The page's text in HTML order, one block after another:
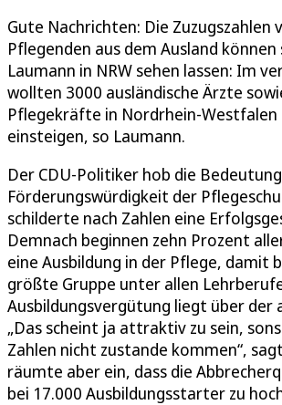
Gute Nachrichten: Die Zuzugszahlen
Pflegenden aus dem Ausland können
Laumann in NRW sehen lassen: Im
wollten 3000 ausländische Ärzte
Pflegekräfte in Nordrhein-Westfalen
einsteigen, so Laumann.
Der CDU-Politiker hob die
Förderungswürdigkeit der
schilderte nach Zahlen eine
Demnach beginnen zehn Prozent
eine Ausbildung in der Pflege, damit
größte Gruppe unter allen
Ausbildungsvergütung liegt über der
„Das scheint ja attraktiv zu sein,
Zahlen nicht zustande kommen“,
räumte aber ein, dass die
bei 17.000 Ausbildungsstarter zu